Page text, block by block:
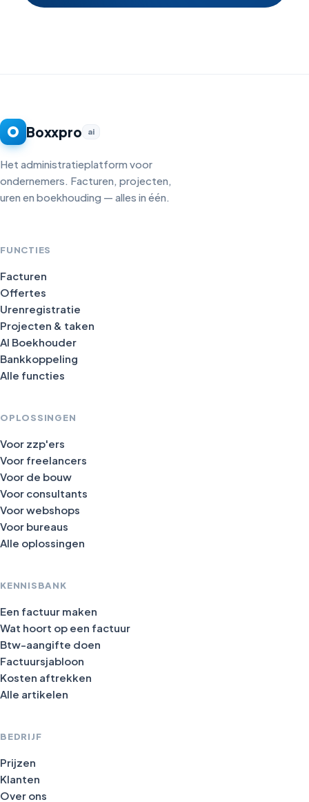
Boxxpro ai
Het administratieplatform voor
ondernemers. Facturen, projecten,
uren en boekhouding — alles in één.
FUNCTIES
Facturen
Offertes
Urenregistratie
Projecten & taken
AI Boekhouder
Bankkoppeling
Alle functies
OPLOSSINGEN
Voor zzp'ers
Voor freelancers
Voor de bouw
Voor consultants
Voor webshops
Voor bureaus
Alle oplossingen
KENNISBANK
Een factuur maken
Wat hoort op een factuur
Btw-aangifte doen
Factuursjabloon
Kosten aftrekken
Alle artikelen
BEDRIJF
Prijzen
Klanten
Over ons